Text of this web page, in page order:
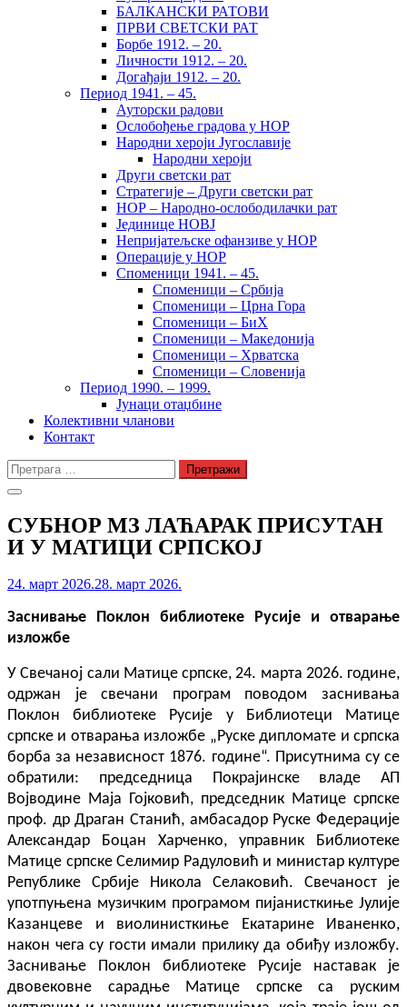
БАЛКАНСКИ РАТОВИ
ПРВИ СВЕТСКИ РАТ
Борбе 1912. – 20.
Личности 1912. – 20.
Догађаји 1912. – 20.
Период 1941. – 45.
Ауторски радови
Ослобођење градова у НОР
Народни хероји Југославије
Народни хероји
Други светски рат
Стратегије – Други светски рат
НОР – Народно-ослободилачки рат
Јединице НОВЈ
Непријатељске офанзиве у НОР
Операције у НОР
Споменици 1941. – 45.
Споменици – Србија
Споменици – Црна Гора
Споменици – БиХ
Споменици – Македонија
Споменици – Хрватска
Споменици – Словенија
Период 1990. – 1999.
Јунаци отаџбине
Колективни чланови
Контакт
Претрага
за:
СУБНОР МЗ ЛАЋАРАК ПРИСУТАН
И У МАТИЦИ СРПСКОЈ
24. март 2026.28. март 2026.
Заснивање Поклон библиотеке Русије и отварање
изложбе
У Свечаној сали Матице српске, 24. марта 2026. године,
одржан је свечани програм поводом заснивања
Поклон библиотеке Русије у Библиотеци Матице
српске и отварања изложбе „Руске дипломате и српска
борба за независност 1876. године“. Присутнима су се
обратили: председница Покрајинске владе АП
Војводине Маја Гојковић, председник Матице српске
проф. др Драган Станић, амбасадор Руске Федерације
Александар Боцан Харченко, управник Библиотеке
Матице српске Селимир Радуловић и министар културе
Републике Србије Никола Селаковић. Свечаност је
употпуњена музичким програмом пијанисткиње Јулије
Казанцеве и виолинисткиње Екатарине Иваненко,
након чега су гости имали прилику да обиђу изложбу.
Заснивање Поклон библиотеке Русије наставак је
двовековне сарадње Матице српске са руским